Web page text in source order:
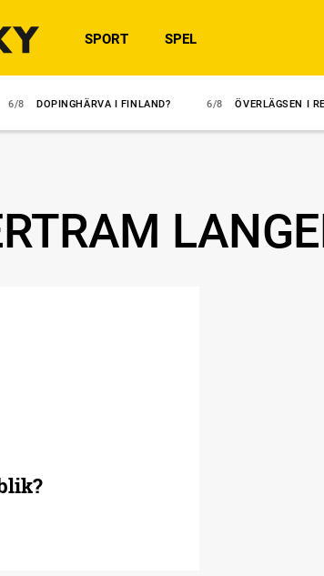
SPORT SPEL
I FINLAND? 6/8 ÖVERLÄGSEN I REDÉN-DEBUT